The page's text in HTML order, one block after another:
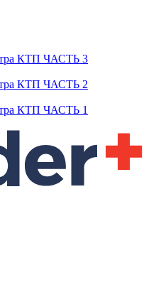
КТП ЧАСТЬ 3
КТП ЧАСТЬ 2
КТП ЧАСТЬ 1